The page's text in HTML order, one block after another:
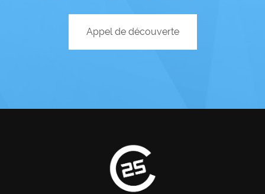
Appel de découverte